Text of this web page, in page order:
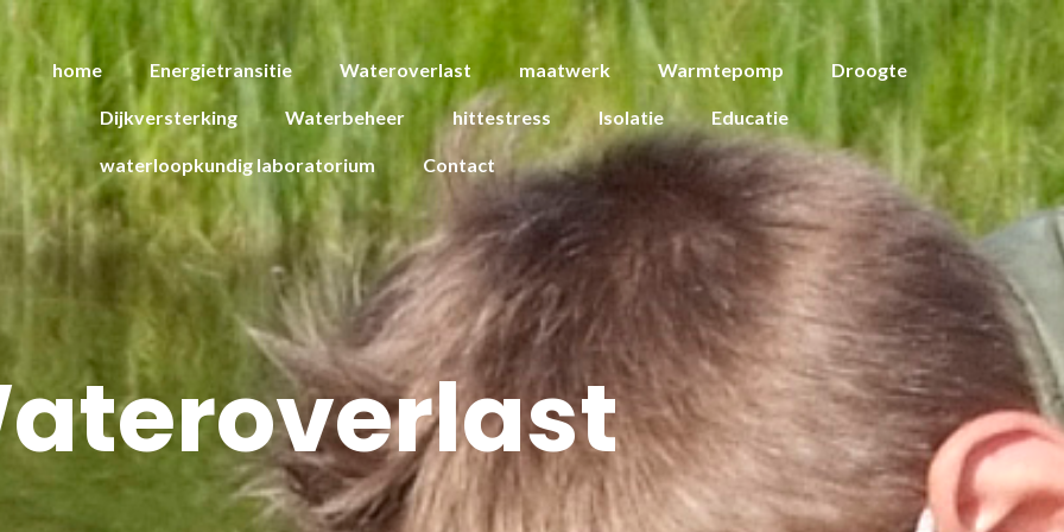
home Energietransitie Wateroverlast maatwerk Warmtepomp Droogte
Dijkversterking Waterbeheer hittestress Isolatie Educatie
waterloopkundig laboratorium Contact